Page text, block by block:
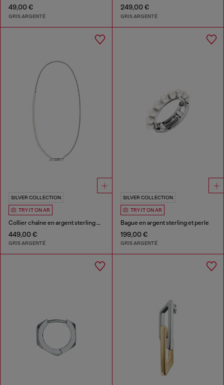
49,00 €
GRIS ARGENTÉ
249,00 €
GRIS ARGENTÉ
SILVER COLLECTION
TRY IT ON AR
Collier chaîne en argent sterling et perles
449,00 €
GRIS ARGENTÉ
SILVER COLLECTION
TRY IT ON AR
Bague en argent sterling et perle
199,00 €
GRIS ARGENTÉ